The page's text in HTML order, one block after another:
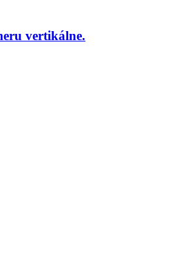
vertikálne.